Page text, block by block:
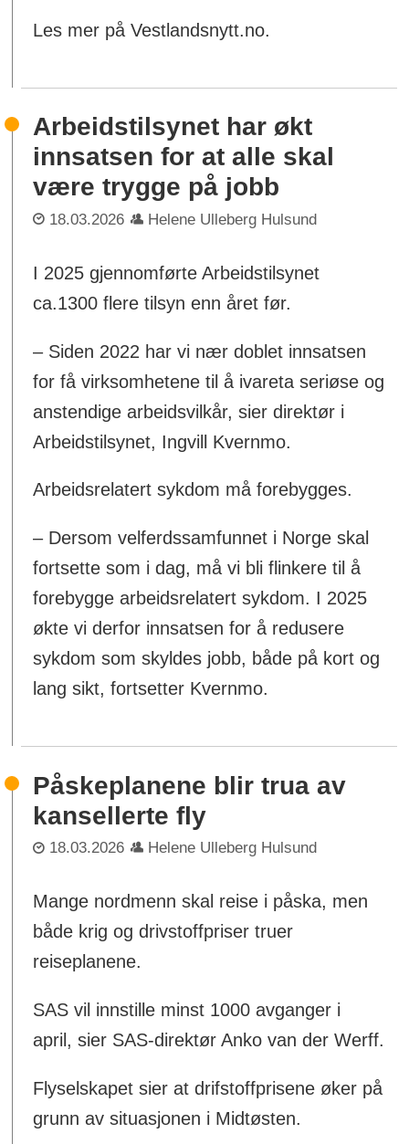
Les mer på Vestlandsnytt.no.
Arbeidstilsynet har økt
innsatsen for at alle skal
være trygge på jobb
18.03.2026 Helene Ulleberg Hulsund
I 2025 gjennomførte Arbeidstilsynet
ca.1300 flere tilsyn enn året før.
– Siden 2022 har vi nær doblet innsatsen
for få virksomhetene til å ivareta seriøse og
anstendige arbeidsvilkår, sier direktør i
Arbeidstilsynet, Ingvill Kvernmo.
Arbeidsrelatert sykdom må forebygges.
– Dersom velferdssamfunnet i Norge skal
fortsette som i dag, må vi bli flinkere til å
forebygge arbeidsrelatert sykdom. I 2025
økte vi derfor innsatsen for å redusere
sykdom som skyldes jobb, både på kort og
lang sikt, fortsetter Kvernmo.
Påskeplanene blir trua av
kansellerte fly
18.03.2026 Helene Ulleberg Hulsund
Mange nordmenn skal reise i påska, men
både krig og drivstoffpriser truer
reiseplanene.
SAS vil innstille minst 1000 avganger i
april, sier SAS-direktør Anko van der Werff.
Flyselskapet sier at drifstoffprisene øker på
grunn av situasjonen i Midtøsten.